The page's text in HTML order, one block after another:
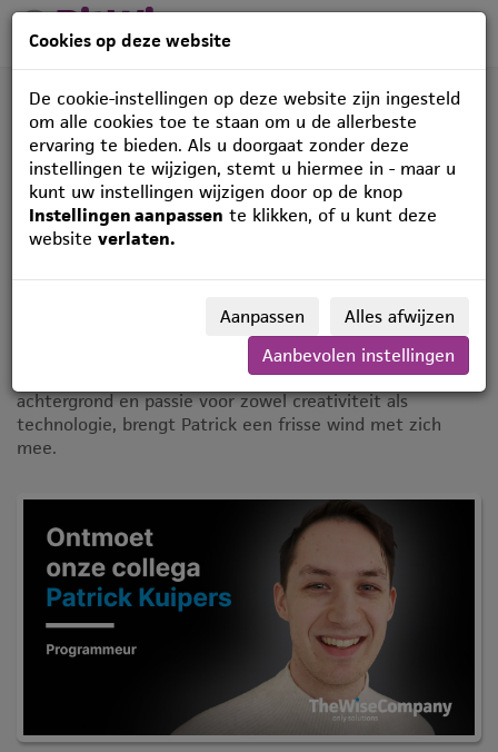
Maak kennis met
onze nieuwe collega,
Patrick Kuipers
Met genoegen stellen we Patrick Kuipers voor, onze
nieuwste aanwinst binnen het team! Met zijn diverse
achtergrond en passie voor zowel creativiteit als
technologie, brengt Patrick een frisse wind met zich
mee.
Cookies op deze website
De cookie-instellingen op deze website zijn ingesteld
om alle cookies toe te staan om u de allerbeste
ervaring te bieden. Als u doorgaat zonder deze
instellingen te wijzigen, stemt u hiermee in - maar u
kunt uw instellingen wijzigen door op de knop
Instellingen aanpassen te klikken, of u kunt deze
website verlaten.
Aanpassen
Alles afwijzen
Aanbevolen instellingen